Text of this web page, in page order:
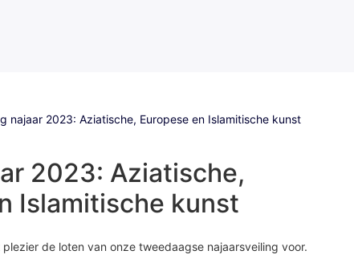
najaar 2023: Aziatische, Europese en Islamitische kunst
2023: Aziatische,
Islamitische kunst
de loten van onze tweedaagse najaarsveiling voor.